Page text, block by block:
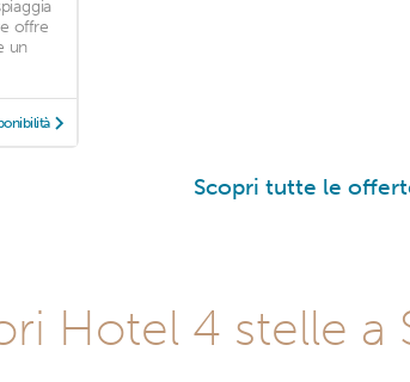
offre
un
Scopri tutte le
Hotel 4 stelle a